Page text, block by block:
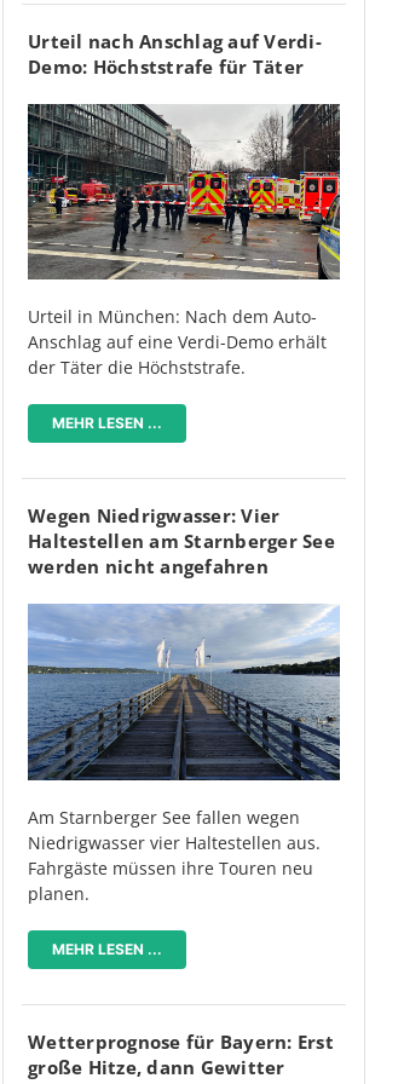
Urteil nach Anschlag auf Verdi-
Demo: Höchststrafe für Täter
Urteil in München: Nach dem Auto-
Anschlag auf eine Verdi-Demo erhält
der Täter die Höchststrafe.
MEHR LESEN ...
Wegen Niedrigwasser: Vier
Haltestellen am Starnberger See
werden nicht angefahren
Am Starnberger See fallen wegen
Niedrigwasser vier Haltestellen aus.
Fahrgäste müssen ihre Touren neu
planen.
MEHR LESEN ...
Wetterprognose für Bayern: Erst
große Hitze, dann Gewitter